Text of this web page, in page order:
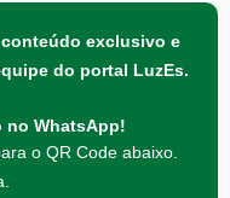
exclusivo e
do portal LuzEs.
no WhatsApp!
o QR Code abaixo.